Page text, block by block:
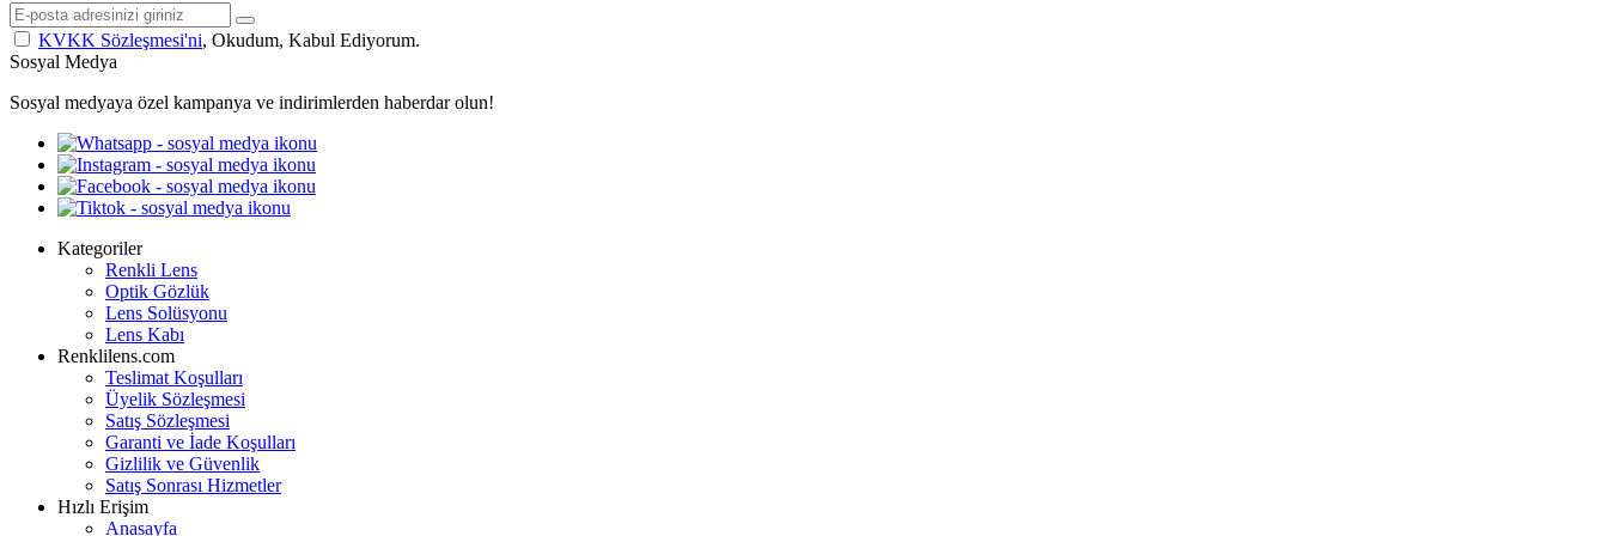
KVKK Sözleşmesi'ni, Okudum, Kabul Ediyorum.
Sosyal Medya
Sosyal medyaya özel kampanya ve indirimlerden haberdar olun!
Kategoriler
Renkli Lens
Optik Gözlük
Lens Solüsyonu
Lens Kabı
Renklilens.com
Teslimat Koşulları
Üyelik Sözleşmesi
Satış Sözleşmesi
Garanti ve İade Koşulları
Gizlilik ve Güvenlik
Satış Sonrası Hizmetler
Hızlı Erişim
Anasayfa